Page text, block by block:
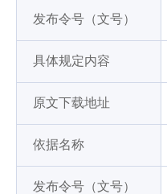
发布令号（文号）
具体规定内容
原文下载地址
依据名称
发布令号（文号）